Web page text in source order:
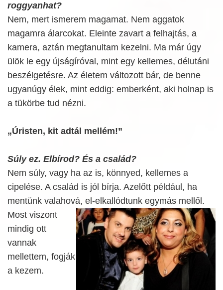
roggyanhat?
Nem, mert ismerem magamat. Nem aggatok
magamra álarcokat. Eleinte zavart a felhajtás, a
kamera, aztán megtanultam kezelni. Ma már úgy
ülök le egy újságíróval, mint egy kellemes, délutáni
beszélgetésre. Az életem változott bár, de benne
ugyanúgy élek, mint eddig: emberként, aki holnap is
a tükörbe tud nézni.
„Úristen, kit adtál mellém!”
Súly ez. Elbírod? És a család?
Nem súly, vagy ha az is, könnyed, kellemes a
cipelése. A család is jól bírja. Azelőtt például, ha
mentünk valahová, el-elkallódtunk egymás mellől.
Most viszont
mindig ott
vannak
mellettem, fogják
a kezem.